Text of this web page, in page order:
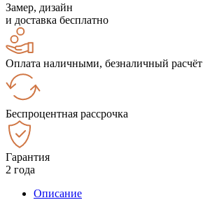
Замер, дизайн
и доставка бесплатно
Оплата наличными, безналичный расчёт
Беспроцентная рассрочка
Гарантия
2 года
Описание